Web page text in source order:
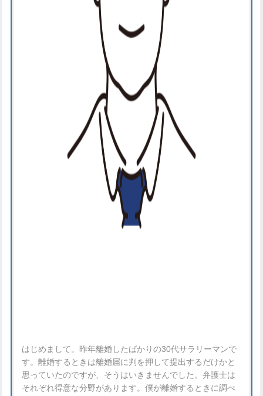
はじめまして。昨年離婚したばかりの30代サラリーマンで
す。離婚するときは離婚届に判を押して提出するだけかと
思っていたのですが、そうはいきませんでした。弁護士は
それぞれ得意な分野があります。僕が離婚するときに調べ